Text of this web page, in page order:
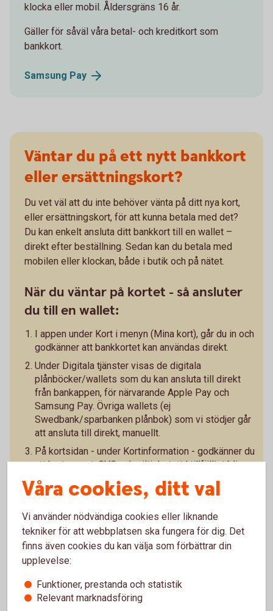
klocka eller mobil. Åldersgräns 16 år.
Gäller för såväl våra betal- och kreditkort som
bankkort.
Samsung Pay
Väntar du på ett nytt bankkort
eller ersättningskort?
Du vet väl att du inte behöver vänta på ditt nya kort,
eller ersättningskort, för att kunna betala med det?
Du kan enkelt ansluta ditt bankkort till en wallet –
direkt efter beställning. Sedan kan du betala med
mobilen eller klockan, både i butik och på nätet.
När du väntar på kortet - så ansluter
du till en wallet:
I appen under Kort i menyn (Mina kort), går du in och
godkänner att bankkortet kan användas direkt.
Under Digitala tjänster visas de digitala
plånböcker/wallets som du kan ansluta till direkt
från bankappen, för närvarande Apple Pay och
Samsung Pay. Övriga wallets (ej
Swedbank/sparbanken plånbok) som vi stödjer går
att ansluta till direkt, manuellt.
På kortsidan - under Kortinformation - godkänner du
att kortnumret, CVC och giltighetstid tillfälligt blir
synligt i appen. Kortinformationen kan sedan
kopieras och användas för kortköp på nätet. Du kan
Ovan gäller inte kreditkort. Dessa kan du ansluta
först när du fått det fysiska kortet.
Våra cookies, ditt val
Vi använder nödvändiga cookies eller liknande
tekniker för att webbplatsen ska fungera för dig. Det
finns även cookies du kan välja som förbättrar din
upplevelse:
Funktioner, prestanda och statistik
Relevant marknadsföring